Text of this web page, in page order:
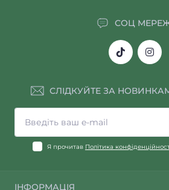
СОЦ
СЛІДКУЙТЕ ЗА
Я прочитав Політика
ІНФОРМАЦІЯ